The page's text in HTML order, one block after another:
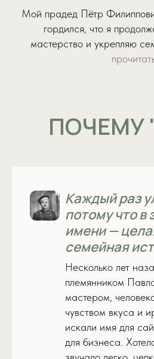
Мой прадед Пётр
гордился, что я
мастерство и укрепляю
ПОЧЕМУ
Каждый раз
потому что в
имени —
семейная
Несколько лет
племянником
мастером,
чувством вкуса и
искали имя для
для бизнеса.